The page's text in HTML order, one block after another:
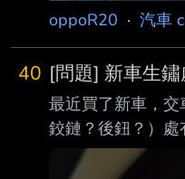
oppoR20 · 汽車
40 [問題] 新車生鏽
最近買了新車，
鉸鏈？後鈕？）
處理，想問問看